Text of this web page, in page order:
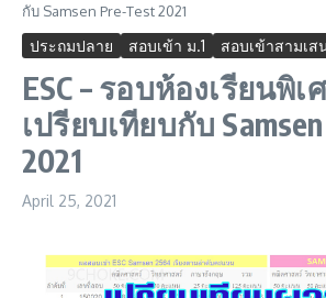
กับ Samsen Pre-Test 2021
ประถมปลาย สอบเข้า ม.1 สอบเข้าสามเส
ESC – รอบห้องเรียนพิเ
เปรียบเทียบกับ
2021
April 25, 2021